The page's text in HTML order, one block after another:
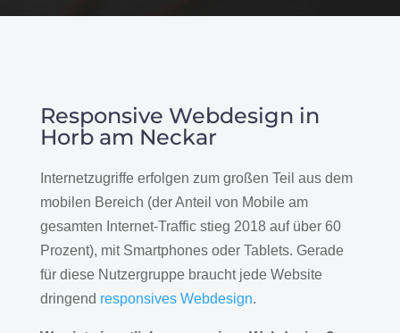
Responsive Webdesign in
Horb am Neckar
Internetzugriffe erfolgen zum großen Teil aus dem
mobilen Bereich (der Anteil von Mobile am
gesamten Internet-Traffic stieg 2018 auf über 60
Prozent), mit Smartphones oder Tablets. Gerade
für diese Nutzergruppe braucht jede Website
dringend responsives Webdesign.